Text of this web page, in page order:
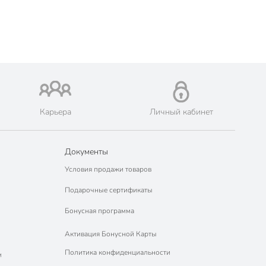
Карьера Личный кабинет
Документы
Условия продажи товаров
Подарочные сертификаты
Бонусная программа
Активация Бонусной Карты
Политика конфиденциальности